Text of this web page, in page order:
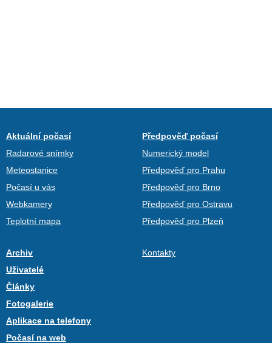
Aktuální počasí
Radarové snímky
Meteostanice
Počasí u vás
Webkamery
Teplotní mapa
Předpověď počasí
Numerický model
Předpověď pro Prahu
Předpověď pro Brno
Předpověď pro Ostravu
Předpověď pro Plzeň
Archiv
Uživatelé
Články
Fotogalerie
Aplikace na telefony
Počasí na web
Kontakty